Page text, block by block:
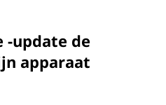
-update de
apparaat